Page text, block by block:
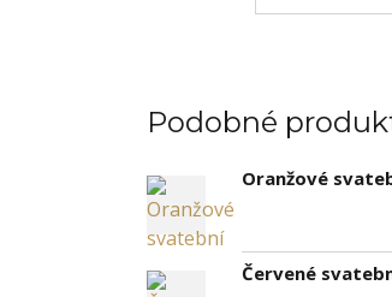
Podobné
Oranžové
Červené